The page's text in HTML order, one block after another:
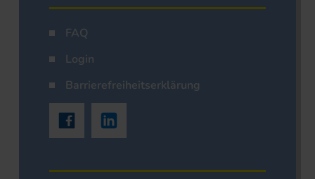
FAQ
Login
Barrierefreiheitserklärung